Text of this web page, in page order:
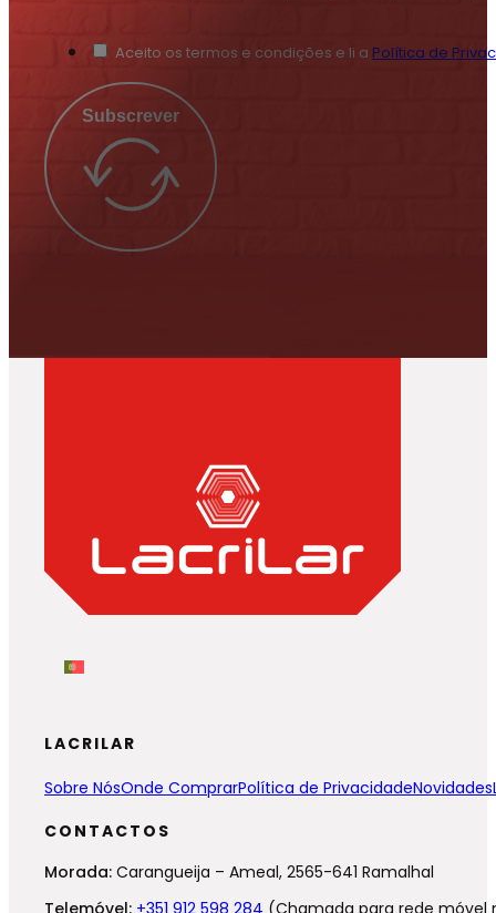
Aceito os termos e condições e li a Política de
Subscrever
LACRILAR
Sobre NósOnde ComprarPolítica de PrivacidadeNovidades
CONTACTOS
Morada: Carangueija – Ameal, 2565-641 Ramalhal